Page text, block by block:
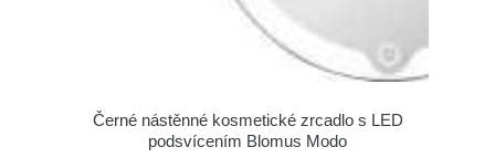
Černé nástěnné kosmetické zrcadlo s LED
podsvícením Blomus Modo